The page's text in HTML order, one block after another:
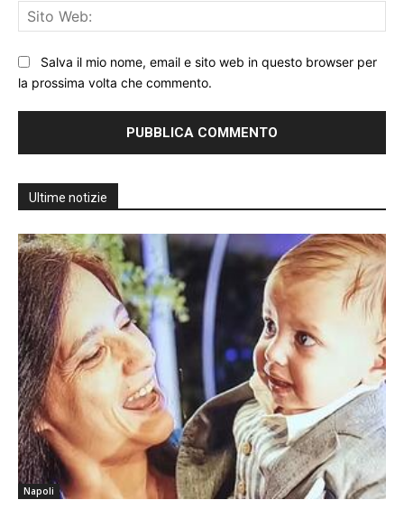
Salva il mio nome, email e sito web in questo browser per
la prossima volta che commento.
Ultime notizie
Napoli